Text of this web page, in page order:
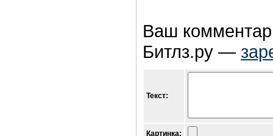
Ваш
Битлз.ру —
Текст:
Картинка: